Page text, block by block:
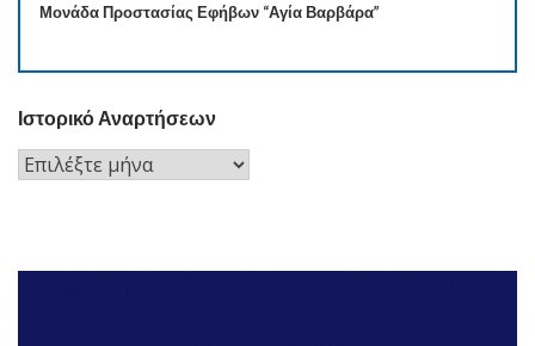
Μονάδα Προστασίας Εφήβων “Αγία Βαρβάρα”
Ιστορικό Αναρτήσεων
Ιστορικό